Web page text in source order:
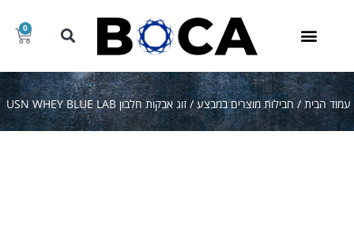
0
עמוד הבית/חבילות מוצרים במבצע/ זוג אבקות חלבון USN WHEY BLUE LAB